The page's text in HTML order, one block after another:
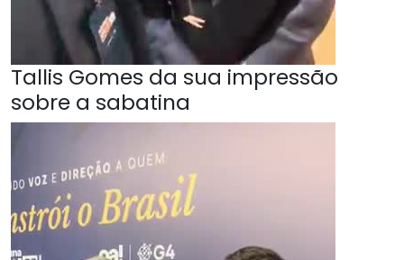
Tallis Gomes da sua impressão
sobre a sabatina